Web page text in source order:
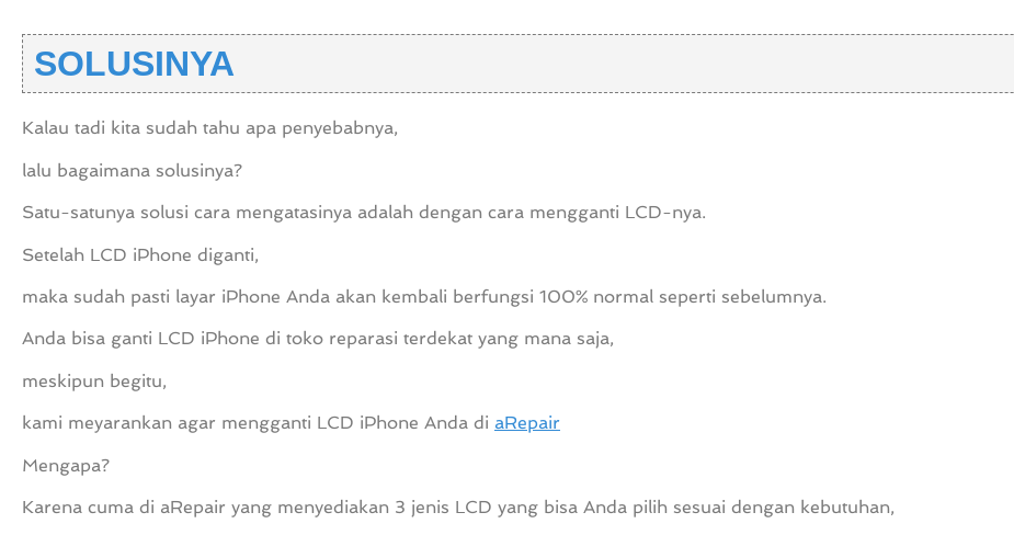
SOLUSINYA
Kalau tadi kita sudah tahu apa penyebabnya,
lalu bagaimana solusinya?
Satu-satunya solusi cara mengatasinya adalah dengan cara mengganti LCD-nya.
Setelah LCD iPhone diganti,
maka sudah pasti layar iPhone Anda akan kembali berfungsi 100% normal seperti sebelumnya.
Anda bisa ganti LCD iPhone di toko reparasi terdekat yang mana saja,
meskipun begitu,
kami meyarankan agar mengganti LCD iPhone Anda di aRepair
Mengapa?
Karena cuma di aRepair yang menyediakan 3 jenis LCD yang bisa Anda pilih sesuai dengan kebutuhan,